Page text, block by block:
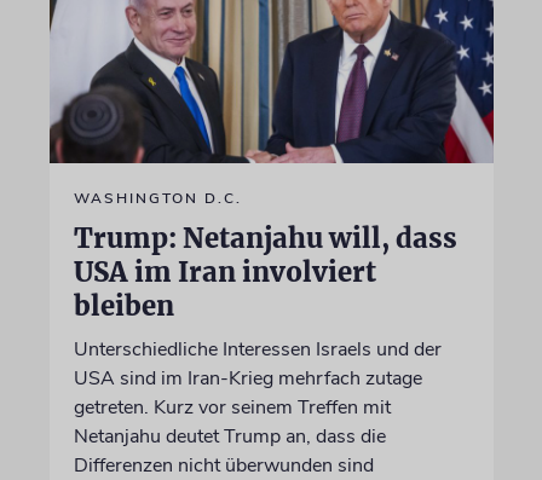
WASHINGTON D.C.
Trump: Netanjahu will, dass
USA im Iran involviert
bleiben
Unterschiedliche Interessen Israels und der
USA sind im Iran-Krieg mehrfach zutage
getreten. Kurz vor seinem Treffen mit
Netanjahu deutet Trump an, dass die
Differenzen nicht überwunden sind